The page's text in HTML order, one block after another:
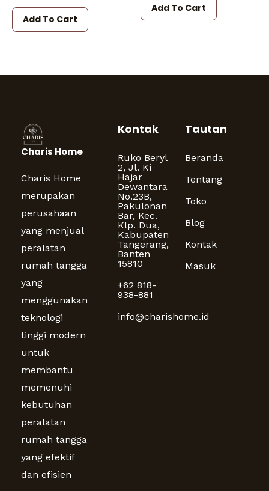
Add To Cart
Add To Cart
Charis Home
Charis Home
merupakan
perusahaan
yang menjual
peralatan
rumah tangga
yang
menggunakan
teknologi
tinggi modern
untuk
membantu
memenuhi
kebutuhan
peralatan
rumah tangga
yang efektif
dan efisien
Kontak
Ruko Beryl
2, Jl. Ki
Hajar
Dewantara
No.23B,
Pakulonan
Bar, Kec.
Klp. Dua,
Kabupaten
Tangerang,
Banten
15810
+62 818-
938-881
info@charishome.id
Tautan
Beranda
Tentang
Toko
Blog
Kontak
Masuk